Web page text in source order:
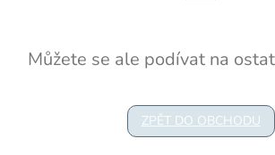
Můžete se ale podívat na
ZPĚT DO OBCHODU